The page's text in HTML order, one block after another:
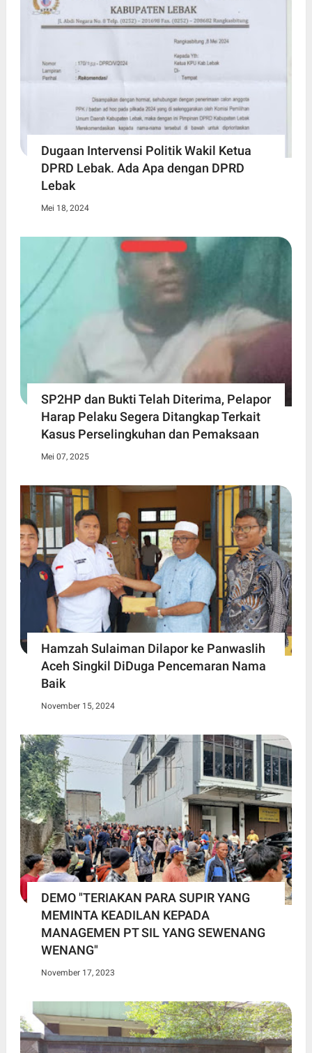
Dugaan Intervensi Politik Wakil Ketua
DPRD Lebak. Ada Apa dengan DPRD
Lebak
Mei 18, 2024
SP2HP dan Bukti Telah Diterima, Pelapor
Harap Pelaku Segera Ditangkap Terkait
Kasus Perselingkuhan dan Pemaksaan
Mei 07, 2025
Hamzah Sulaiman Dilapor ke Panwaslih
Aceh Singkil DiDuga Pencemaran Nama
Baik
November 15, 2024
DEMO "TERIAKAN PARA SUPIR YANG
MEMINTA KEADILAN KEPADA
MANAGEMEN PT SIL YANG SEWENANG
WENANG"
November 17, 2023